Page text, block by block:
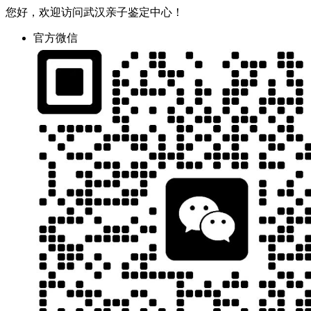
您好，欢迎访问武汉亲子鉴定中心！
官方微信